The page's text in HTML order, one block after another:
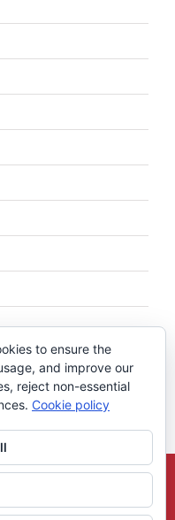
| All Rights Reserved |
to ensure the
and improve our
reject non-essential
Cookie policy